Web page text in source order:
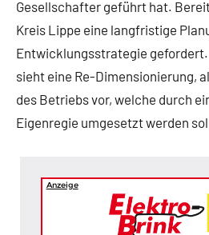
Gesellschafter geführt hat.
Kreis Lippe eine langfristige
Entwicklungsstrategie
sieht eine Re-Dimensionierung,
des Betriebs vor, welche durch
Eigenregie umgesetzt werden
Anzeige